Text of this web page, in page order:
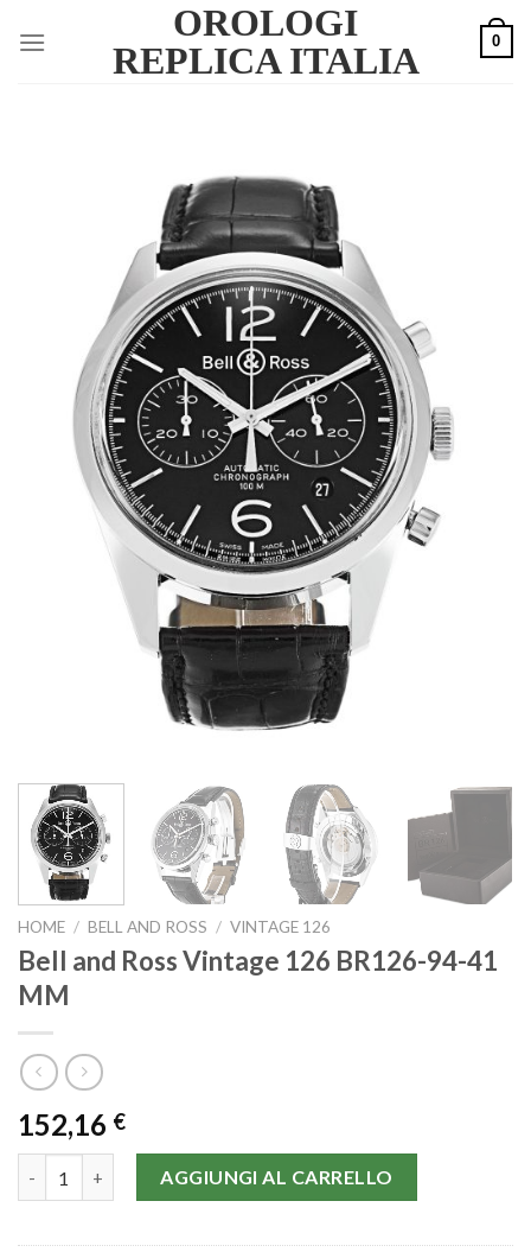
OROLOGI
REPLICA ITALIA
0
HOME / BELL AND ROSS / VINTAGE 126
Bell and Ross Vintage 126 BR126-94-41
MM
152,16 €
AGGIUNGI AL CARRELLO